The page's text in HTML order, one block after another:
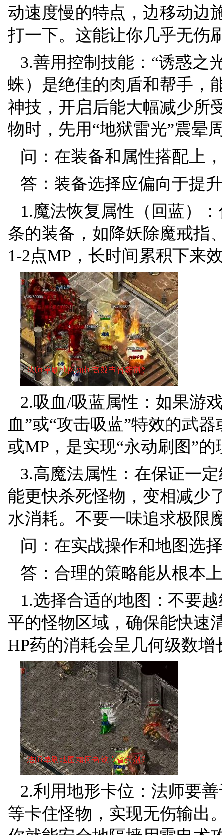
动速度慢的特点，边移动边
打一下。这能让你几乎无伤
3.善用控制技能：“诱惑之
蛛）是绝佳的肉盾和帮手，
神技，开启后能大幅减少所
物时，先用“地狱雷光”震晕
问：在装备和属性搭配上
答：装备选择应偏向于提
1.魔法恢复属性（回蓝）
条的装备，如降妖除魔戒指
1-2点MP，长时间累积下来
2.吸血/吸蓝属性：如果游
血”或“攻击吸蓝”特效的武
或MP，是实现“永动刷图”
3.高魔法属性：在保证一
能更快杀死怪物，变相减少
水消耗。不要一味追求极限
问：在实战操作和地图选
答：合理的策略能从根本
1.选择合适的地图：不要
平的怪物区域，确保能快速
HP药的消耗会呈几何级数增
2.利用地形卡位：法师要
等卡住怪物，实现无伤输出